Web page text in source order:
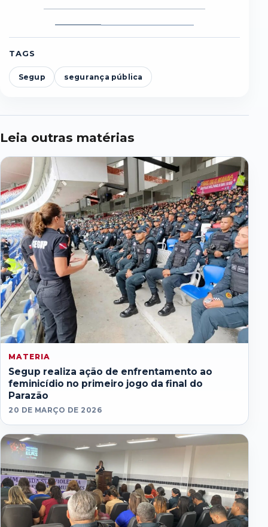
Foto
1
Foto
2
Foto
3
TAGS
Segup segurança pública
Leia outras matérias
MATERIA
Segup realiza ação de enfrentamento ao
feminicídio no primeiro jogo da final do
Parazão
20 DE MARÇO DE 2026